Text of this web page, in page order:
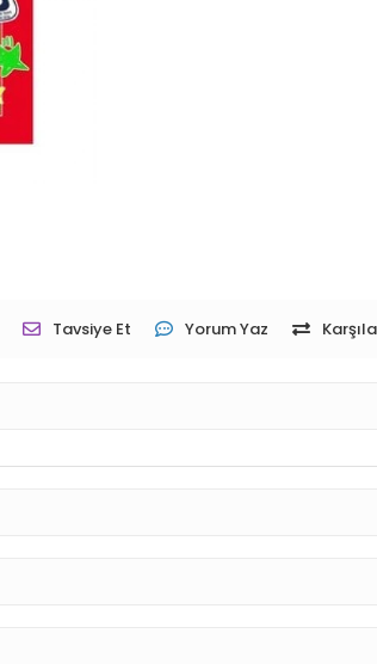
Tavsiye Et Yorum Yaz